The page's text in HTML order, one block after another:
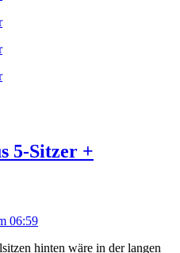
5-Sitzer +
06:59
hinten wäre in der langen